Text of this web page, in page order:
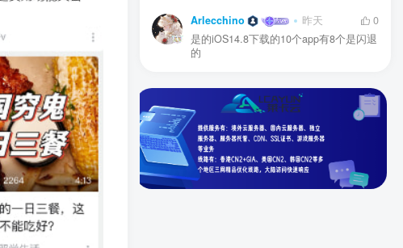
Arlecchino 昨天
0
是的iOS14.8下载的10个app有8个是闪退
的